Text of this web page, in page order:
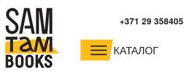
+371 29 358405
КАТАЛОГ